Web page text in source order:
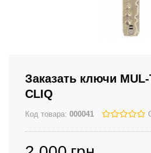
Заказать ключи
CLIQ
Код товара: 000041